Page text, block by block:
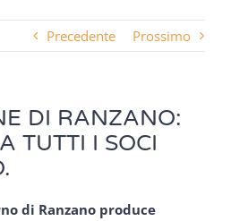
Precedente Prossimo
DI RANZANO:
TUTTI I SOCI
di Ranzano produce